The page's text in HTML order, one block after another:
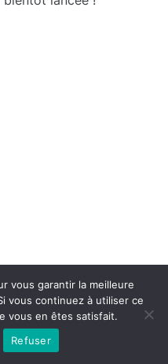
mirabelle}.
vous garantir la meilleure
vous continuez à utiliser ce
vous en êtes satisfait.
Refuser